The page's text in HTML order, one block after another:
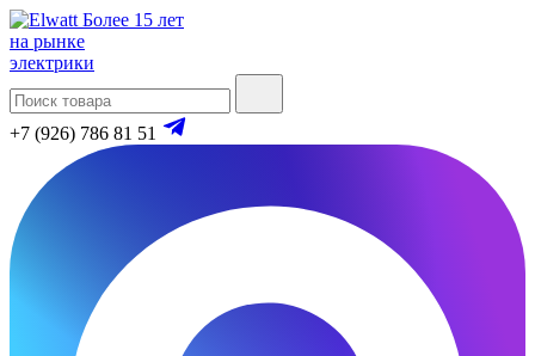
Более 15 лет
на рынке
электрики
+7 (926) 786 81 51